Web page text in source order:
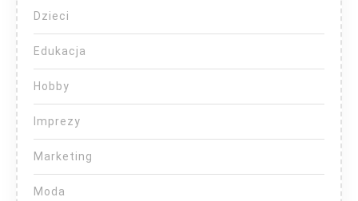
Dzieci
Edukacja
Hobby
Imprezy
Marketing
Moda